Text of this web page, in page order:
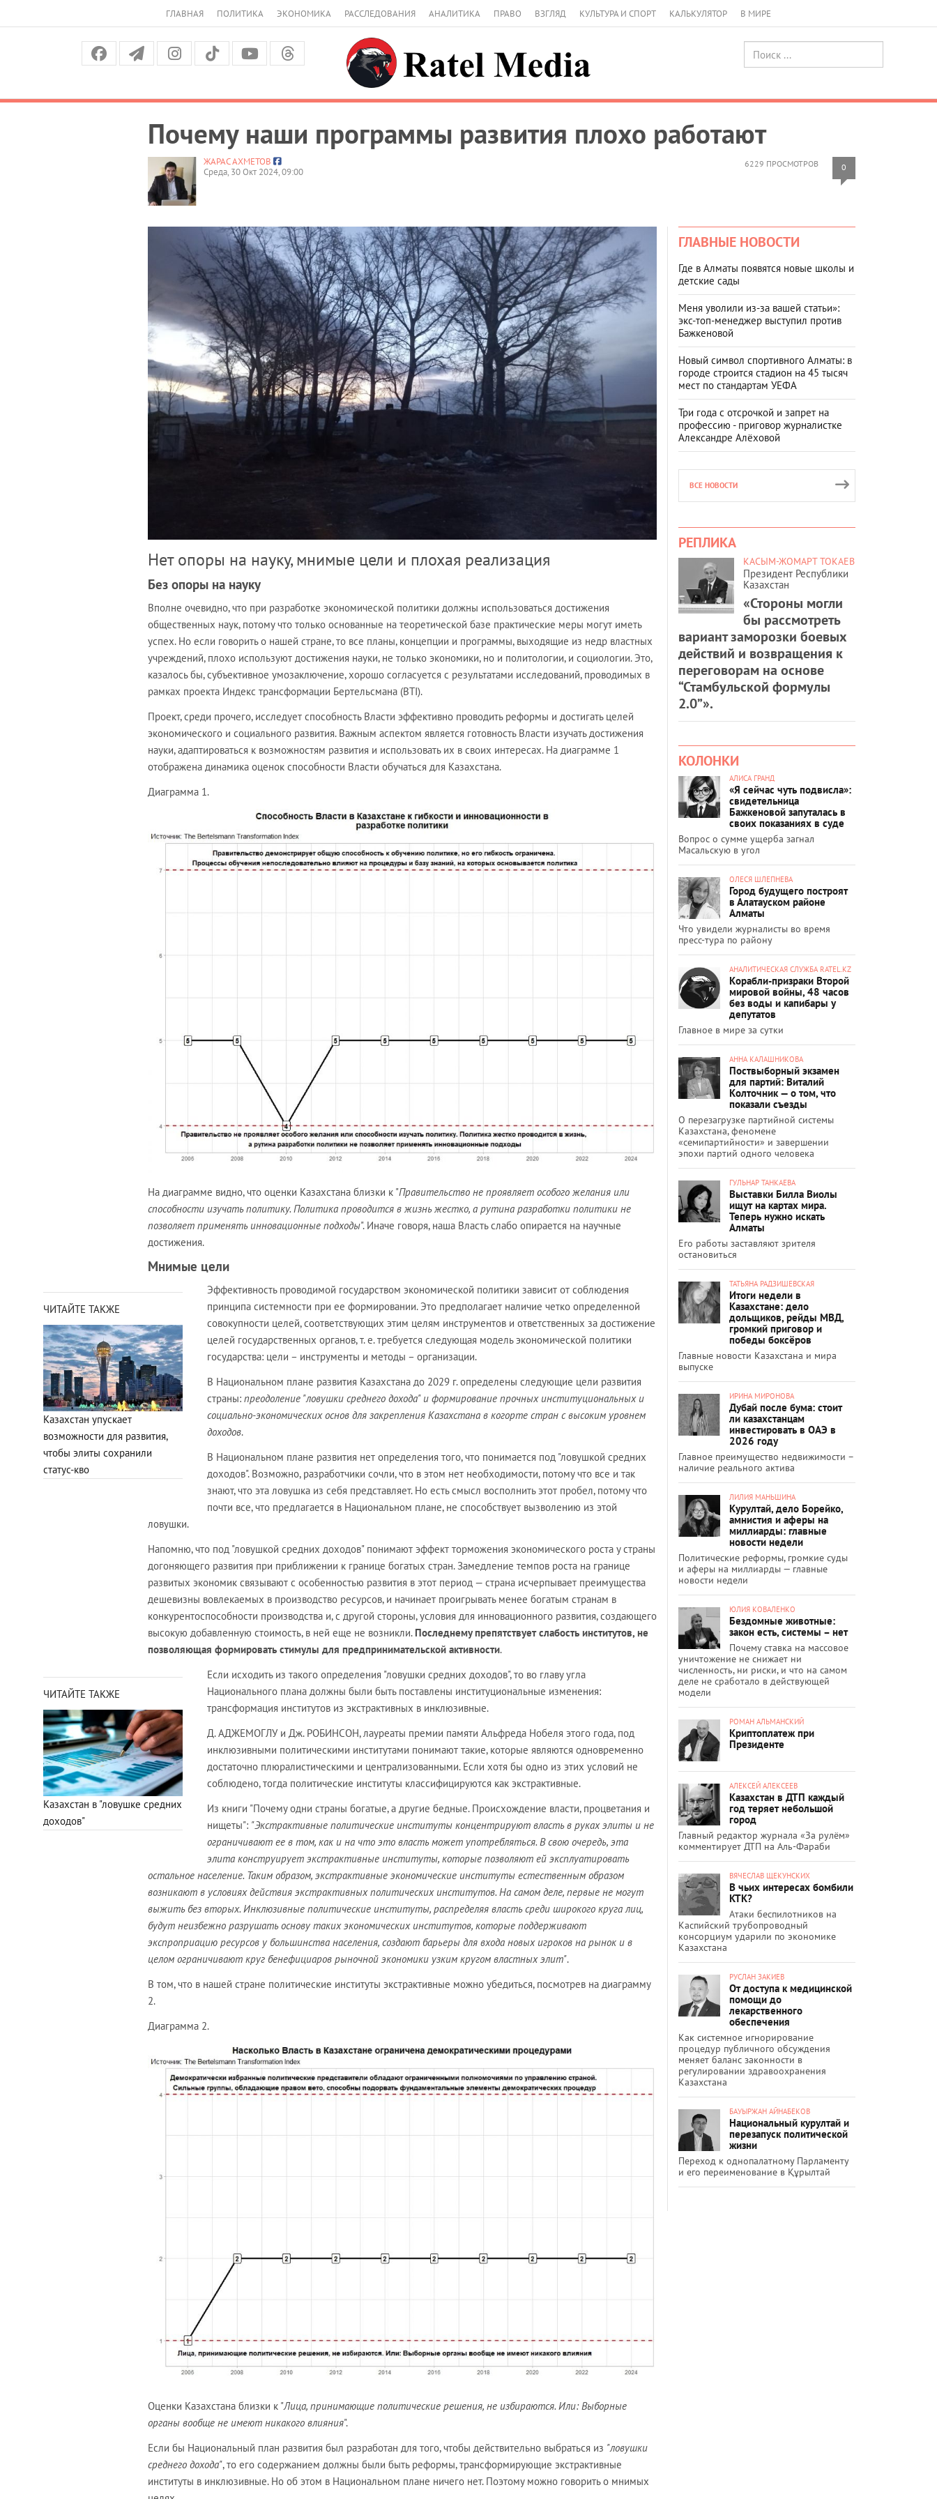
ГЛАВНАЯ ПОЛИТИКА ЭКОНОМИКА РАССЛЕДОВАНИЯ АНАЛИТИКА ПРАВО ВЗГЛЯД КУЛЬТУРА И СПОРТ КАЛЬКУЛЯТОР В МИРЕ
Почему наши программы развития плохо работают
6229 ПРОСМОТРОВ 0
ЖАРАС АХМЕТОВ
Среда, 30 Окт 2024, 09:00
Нет опоры на науку, мнимые цели и плохая реализация
Без опоры на науку
Вполне очевидно, что при разработке экономической политики должны использоваться достижения
общественных наук, потому что только основанные на теоретической базе практические меры могут иметь
успех. Но если говорить о нашей стране, то все планы, концепции и программы, выходящие из недр властных
учреждений, плохо используют достижения науки, не только экономики, но и политологии, и социологии. Это,
казалось бы, субъективное умозаключение, хорошо согласуется с результатами исследований, проводимых в
рамках проекта Индекс трансформации Бертельсмана (BTI).
Проект, среди прочего, исследует способность Власти эффективно проводить реформы и достигать целей
экономического и социального развития. Важным аспектом является готовность Власти изучать достижения
науки, адаптироваться к возможностям развития и использовать их в своих интересах. На диаграмме 1
отображена динамика оценок способности Власти обучаться для Казахстана.
Диаграмма 1.
На диаграмме видно, что оценки Казахстана близки к "Правительство не проявляет особого желания или
способности изучать политику. Политика проводится в жизнь жестко, а рутина разработки политики не
позволяет применять инновационные подходы". Иначе говоря, наша Власть слабо опирается на научные
достижения.
Мнимые цели
ЧИТАЙТЕ ТАКЖЕ
Казахстан упускает
возможности для развития,
чтобы элиты сохранили
статус-кво
Эффективность проводимой государством экономической политики зависит от соблюдения
принципа системности при ее формировании. Это предполагает наличие четко определенной
совокупности целей, соответствующих этим целям инструментов и ответственных за достижение
целей государственных органов, т. е. требуется следующая модель экономической политики
государства: цели – инструменты и методы – организации.
В Национальном плане развития Казахстана до 2029 г. определены следующие цели развития
страны: преодоление "ловушки среднего дохода" и формирование прочных институциональных и
социально-экономических основ для закрепления Казахстана в когорте стран с высоким уровнем
доходов.
В Национальном плане развития нет определения того, что понимается под "ловушкой средних
доходов". Возможно, разработчики сочли, что в этом нет необходимости, потому что все и так
знают, что эта ловушка из себя представляет. Но есть смысл восполнить этот пробел, потому что
почти все, что предлагается в Национальном плане, не способствует вызволению из этой
ловушки.
Напомню, что под "ловушкой средних доходов" понимают эффект торможения экономического роста у страны
догоняющего развития при приближении к границе богатых стран. Замедление темпов роста на границе
развитых экономик связывают с особенностью развития в этот период — страна исчерпывает преимущества
дешевизны вовлекаемых в производство ресурсов, и начинает проигрывать менее богатым странам в
конкурентоспособности производства и, с другой стороны, условия для инновационного развития, создающего
высокую добавленную стоимость, в ней еще не возникли. Последнему препятствует слабость институтов, не
позволяющая формировать стимулы для предпринимательской активности.
ЧИТАЙТЕ ТАКЖЕ
Казахстан в "ловушке средних
доходов"
Если исходить из такого определения "ловушки средних доходов", то во главу угла
Национального плана должны были быть поставлены институциональные изменения:
трансформация институтов из экстрактивных в инклюзивные.
Д. АДЖЕМОГЛУ и Дж. РОБИНСОН, лауреаты премии памяти Альфреда Нобеля этого года, под
инклюзивными политическими институтами понимают такие, которые являются одновременно
достаточно плюралистическими и централизованными. Если хотя бы одно из этих условий не
соблюдено, тогда политические институты классифицируются как экстрактивные.
Из книги "Почему одни страны богатые, а другие бедные. Происхождение власти, процветания и
нищеты": "Экстрактивные политические институты концентрируют власть в руках элиты и не
ограничивают ее в том, как и на что это власть может употребляться. В свою очередь, эта
элита конструирует экстрактивные институты, которые позволяют ей эксплуатировать
остальное население. Таким образом, экстрактивные экономические институты естественным образом
возникают в условиях действия экстрактивных политических институтов. На самом деле, первые не могут
выжить без вторых. Инклюзивные политические институты, распределяя власть среди широкого круга лиц,
будут неизбежно разрушать основу таких экономических институтов, которые поддерживают
экспроприацию ресурсов у большинства населения, создают барьеры для входа новых игроков на рынок и в
целом ограничивают круг бенефициаров рыночной экономики узким кругом властных элит".
В том, что в нашей стране политические институты экстрактивные можно убедиться, посмотрев на диаграмму
2.
Диаграмма 2.
Оценки Казахстана близки к "Лица, принимающие политические решения, не избираются. Или: Выборные
органы вообще не имеют никакого влияния".
Если бы Национальный план развития был разработан для того, чтобы действительно выбраться из "ловушки
среднего дохода", то его содержанием должны были быть реформы, трансформирующие экстрактивные
институты в инклюзивные. Но об этом в Национальном плане ничего нет. Поэтому можно говорить о мнимых
ГЛАВНЫЕ НОВОСТИ
Где в Алматы появятся новые школы и
детские сады
Меня уволили из-за вашей статьи»:
экс-топ-менеджер выступил против
Бажкеновой
Новый символ спортивного Алматы: в
городе строится стадион на 45 тысяч
мест по стандартам УЕФА
Три года с отсрочкой и запрет на
профессию - приговор журналистке
Александре Алёховой
ВСЕ НОВОСТИ
РЕПЛИКА
КАСЫМ-ЖОМАРТ ТОКАЕВ
Президент Республики
Казахстан
«Стороны могли
бы рассмотреть
вариант заморозки боевых
действий и возвращения к
переговорам на основе
“Стамбульской формулы
2.0”».
КОЛОНКИ
АЛИСА ГРАНД
«Я сейчас чуть подвисла»:
свидетельница
Бажкеновой запуталась в
своих показаниях в суде
Вопрос о сумме ущерба загнал
Масальскую в угол
ОЛЕСЯ ШЛЕПНЕВА
Город будущего построят
в Алатауском районе
Алматы
Что увидели журналисты во время
пресс-тура по району
АНАЛИТИЧЕСКАЯ СЛУЖБА RATEL.KZ
Корабли-призраки Второй
мировой войны, 48 часов
без воды и капибары у
депутатов
Главное в мире за сутки
АННА КАЛАШНИКОВА
Поствыборный экзамен
для партий: Виталий
Колточник — о том, что
показали съезды
О перезагрузке партийной системы
Казахстана, феномене
«семипартийности» и завершении
эпохи партий одного человека
ГУЛЬНАР ТАНКАЕВА
Выставки Билла Виолы
ищут на картах мира.
Теперь нужно искать
Алматы
Его работы заставляют зрителя
остановиться
ТАТЬЯНА РАДЗИШЕВСКАЯ
Итоги недели в
Казахстане: дело
дольщиков, рейды МВД,
громкий приговор и
победы боксёров
Главные новости Казахстана и мира
выпуске
ИРИНА МИРОНОВА
Дубай после бума: стоит
ли казахстанцам
инвестировать в ОАЭ в
2026 году
Главное преимущество недвижимости –
наличие реального актива
ЛИЛИЯ МАНЬШИНА
Курултай, дело Борейко,
амнистия и аферы на
миллиарды: главные
новости недели
Политические реформы, громкие суды
и аферы на миллиарды — главные
новости недели
ЮЛИЯ КОВАЛЕНКО
Бездомные животные:
закон есть, системы – нет
Почему ставка на массовое
уничтожение не снижает ни
численность, ни риски, и что на самом
деле не сработало в действующей
модели
РОМАН АЛЬМАНСКИЙ
Криптоплатеж при
Президенте
АЛЕКСЕЙ АЛЕКСЕЕВ
Казахстан в ДТП каждый
год теряет небольшой
город
Главный редактор журнала «За рулём»
комментирует ДТП на Аль-Фараби
ВЯЧЕСЛАВ ЩЕКУНСКИХ
В чьих интересах бомбили
КТК?
Атаки беспилотников на
Каспийский трубопроводный
консорциум ударили по экономике
Казахстана
РУСЛАН ЗАКИЕВ
От доступа к медицинской
помощи до
лекарственного
обеспечения
Как системное игнорирование
процедур публичного обсуждения
меняет баланс законности в
регулировании здравоохранения
Казахстана
БАУЫРЖАН АЙНАБЕКОВ
Национальный курултай и
перезапуск политической
жизни
Переход к однопалатному Парламенту
и его переименование в Құрылтай